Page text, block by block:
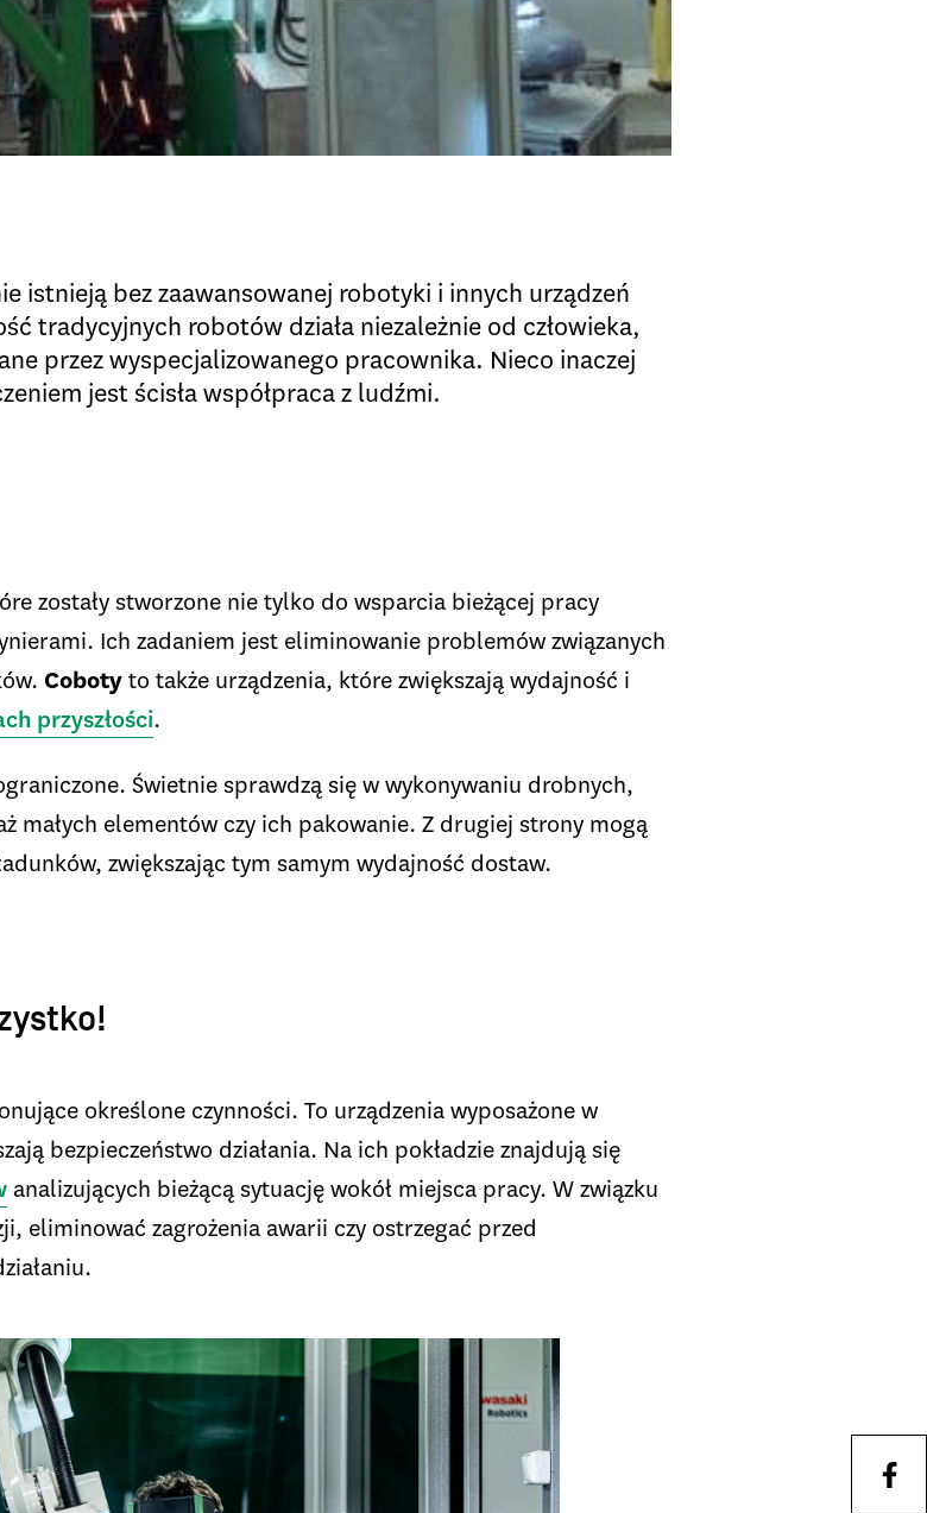
istnieją bez zaawansowanej robotyki i innych urządzeń
tradycyjnych robotów działa niezależnie od człowieka,
przez wyspecjalizowanego pracownika. Nieco inaczej
jest ścisła współpraca z ludźmi.
zostały stworzone nie tylko do wsparcia bieżącej pracy
Ich zadaniem jest eliminowanie problemów związanych
Cobotyto także urządzenia, które zwiększają wydajność i
przyszłości.
Świetnie sprawdzą się w wykonywaniu drobnych,
małych elementów czy ich pakowanie. Z drugiej strony mogą
zwiększając tym samym wydajność dostaw.
określone czynności. To urządzenia wyposażone w
bezpieczeństwo działania. Na ich pokładzie znajdują się
analizujących bieżącą sytuację wokół miejsca pracy. W związku
eliminować zagrożenia awarii czy ostrzegać przed